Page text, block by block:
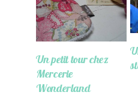
Un petit tour chez
Mercerie
Wonderland